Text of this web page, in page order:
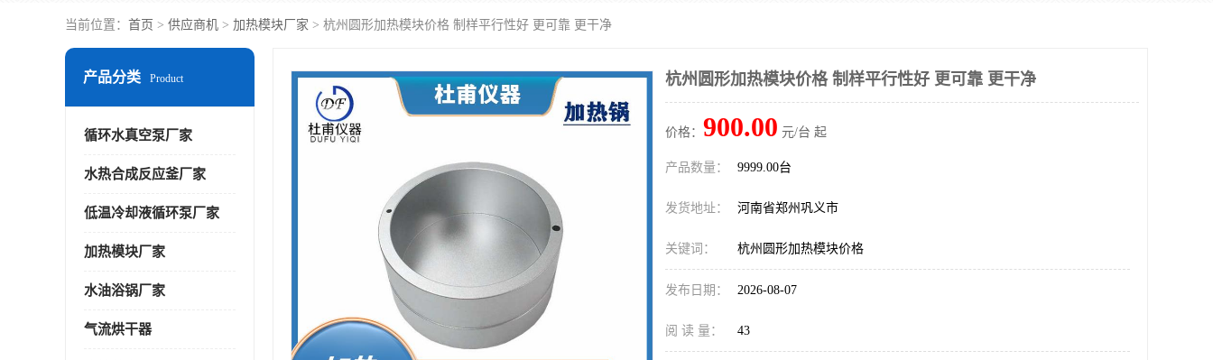
当前位置： 首页 > 供应商机 > 加热模块厂家 > 杭州圆形加热模块价格 制样平行性好 更可靠 更干净
产品分类 Product
循环水真空泵厂家
水热合成反应釜厂家
低温冷却液循环泵厂家
加热模块厂家
水油浴锅厂家
气流烘干器
杭州圆形加热模块价格 制样平行性好 更可靠 更干净
价格： 900.00 元/台 起
产品数量： 9999.00台
发货地址： 河南省郑州巩义市
关键词： 杭州圆形加热模块价格
发布日期： 2026-08-07
阅 读 量： 43